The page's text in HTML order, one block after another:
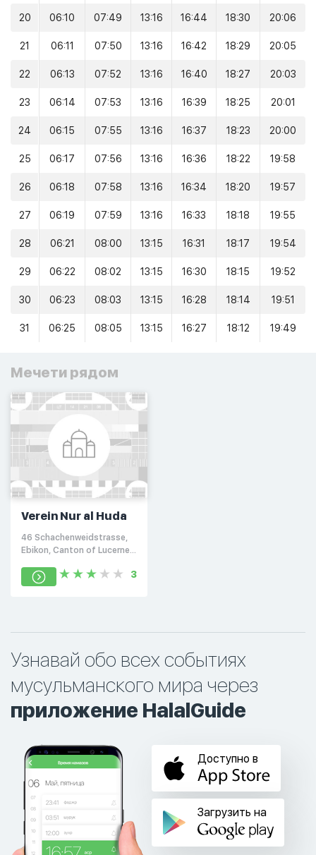
20 06:10 07:49 13:16 16:44 18:30 20:06
21 06:11 07:50 13:16 16:42 18:29 20:05
22 06:13 07:52 13:16 16:40 18:27 20:03
23 06:14 07:53 13:16 16:39 18:25 20:01
24 06:15 07:55 13:16 16:37 18:23 20:00
25 06:17 07:56 13:16 16:36 18:22 19:58
26 06:18 07:58 13:16 16:34 18:20 19:57
27 06:19 07:59 13:16 16:33 18:18 19:55
28 06:21 08:00 13:15 16:31 18:17 19:54
29 06:22 08:02 13:15 16:30 18:15 19:52
30 06:23 08:03 13:15 16:28 18:14 19:51
31 06:25 08:05 13:15 16:27 18:12 19:49
Мечети рядом
Verein Nur al Huda
46 Schachenweidstrasse,
Ebikon, Canton of Lucerne
3
Узнавай обо всех событиях
мусульманского мира через
приложение HalalGuide
Доступно в
Загрузить на